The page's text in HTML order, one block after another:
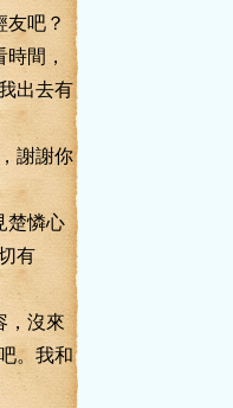
友吧？
間，
出去有
謝謝你
憐心
有
沒來
。我和